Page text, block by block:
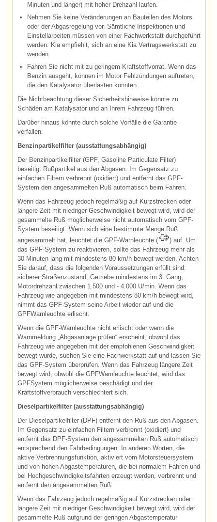
Minuten und länger) mit hoher Drehzahl laufen.
Nehmen Sie keine Veränderungen an Bauteilen des Motors
oder der Abgasregelung vor. Sämtliche Inspektionen und
Einstellarbeiten müssen von einer Fachwerkstatt durchgeführt
werden. Kia empfiehlt, sich an eine Kia Vertragswerkstatt zu
wenden.
Fahren Sie nicht mit zu geringem Kraftstoffvorrat. Wenn das
Benzin ausgeht, können im Motor Fehlzündungen auftreten,
die den Katalysator überlasten könnten.
Die Nichtbeachtung dieser Sicherheitshinweise könnte zu
Schäden am Katalysator und an Ihrem Fahrzeug führen.
Darüber hinaus könnte durch solche Vorfälle die Garantie
verfallen.
Benzinpartikelfilter (ausstattungsabhängig)
Der Benzinpartikelfilter (GPF, Gasoline Particulate Filter)
beseitigt Rußpartikel aus den Abgasen. Im Gegensatz zu
einfachen Filtern verbrennt (oxidiert) und entfernt das GPF-
System den angesammelten Ruß automatisch beim Fahren.
Wenn das Fahrzeug jedoch regelmäßig auf Kurzstrecken oder
längere Zeit mit niedriger Geschwindigkeit bewegt wird, wird der
gesammelte Ruß möglicherweise nicht automatisch vom GPF-
System beseitigt. Wenn sich eine bestimmte Menge Ruß
angesammelt hat, leuchtet die GPF-Warnleuchte (
) auf. Um
das GPF-System zu reaktivieren, sollte das Fahrzeug mehr als
30 Minuten lang mit mindestens 80 km/h bewegt werden. Achten
Sie darauf, dass die folgenden Voraussetzungen erfüllt sind:
sicherer Straßenzustand, Getriebe mindestens im 3. Gang,
Motordrehzahl zwischen 1.500 und - 4.000 U/min. Wenn das
Fahrzeug wie angegeben mit mindestens 80 km/h bewegt wird,
nimmt das GPF-System seine Arbeit wieder auf und die
GPFWarnleuchte erlischt.
Wenn die GPF-Warnleuchte nicht erlischt oder wenn die
Warnmeldung „Abgasanlage prüfen“ erscheint, obwohl das
Fahrzeug wie angegeben mit der empfohlenen Geschwindigkeit
bewegt wurde, suchen Sie eine Fachwerkstatt auf und lassen Sie
das GPF-System überprüfen. Wenn das Fahrzeug längere Zeit
bewegt wird, obwohl die GPFWarnleuchte leuchtet, wird das
GPFSystem möglicherweise beschädigt und der
Kraftstoffverbrauch verschlechtert sich.
Dieselpartikelfilter (ausstattungsabhängig)
Der Dieselpartikelfilter (DPF) entfernt den Ruß aus den Abgasen.
Im Gegensatz zu einfachen Filtern verbrennt (oxidiert) und
entfernt das DPF-System den angesammelten Ruß automatisch
entsprechend den Fahrbedingungen. In anderen Worten, die
aktive Verbrennungsfunktion, aktiviert vom Motorsteuersystem
und von hohen Abgastemperaturen, die bei normalem Fahren und
bei Hochgeschwindigkeitsfahrten erzeugt werden, verbrennt und
entfernt den angesammelten Ruß.
Wenn das Fahrzeug jedoch regelmäßig auf Kurzstrecken oder
längere Zeit mit niedriger Geschwindigkeit bewegt wird, wird der
gesammelte Ruß aufgrund der geringen Abgastemperatur